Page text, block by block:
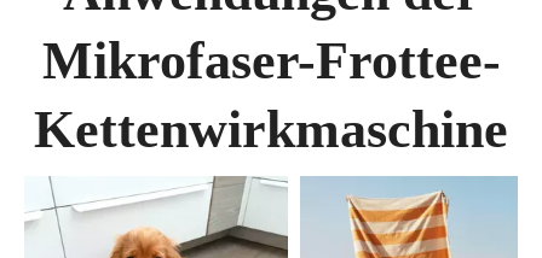
Mikrofaser-Frottee-
Kettenwirkmaschine